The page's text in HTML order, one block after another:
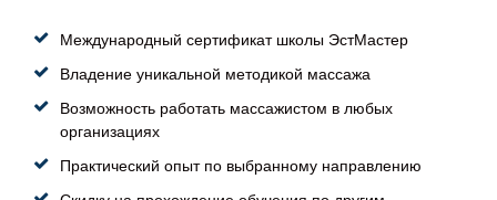
Международный сертификат школы ЭстМастер
Владение уникальной методикой массажа
Возможность работать массажистом в любых
организациях
Практический опыт по выбранному направлению